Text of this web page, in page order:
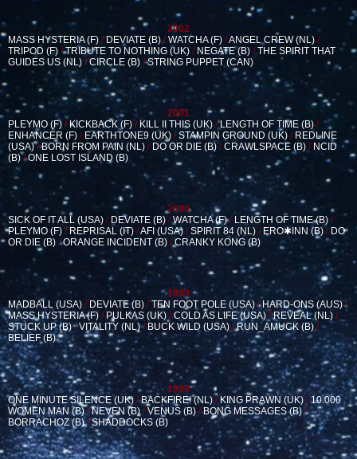
2002
MASS HYSTERIA (F) /DEVIATE (B)/WATCHA (F) /ANGEL CREW (NL) /
TRIPOD (F) /TRIBUTE TO NOTHING (UK) /NEGATE (B) /THE SPIRIT THAT
GUIDES US (NL) /CIRCLE (B) /STRING PUPPET (CAN)
2001
PLEYMO (F) /KICKBACK (F) /KILL II THIS (UK) /LENGTH OF TIME (B) /
ENHANCER (F) /EARTHTONE9 (UK) /STAMPIN GROUND (UK) /REDLINE
(USA)/BORN FROM PAIN (NL) /DO OR DIE (B) /CRAWLSPACE (B) /NCID
(B)/ONE LOST ISLAND (B)
2000
SICK OF IT ALL (USA) /DEVIATE (B) /WATCHA (F)/ LENGTH OF TIME (B) /
PLEYMO (F) /REPRISAL (IT) /AFI (USA) /SPIRIT 84 (NL) /ERO✱INN (B) /DO
OR DIE (B) /ORANGE INCIDENT (B) /CRANKY KONG (B)
1999
MADBALL (USA) /DEVIATE (B) /TEN FOOT POLE (USA)/HARD-ONS (AUS)/
MASS HYSTERIA (F) / PULKAS (UK) /COLD AS LIFE (USA) /REVEAL (NL) /
STUCK UP (B)/VITALITY (NL)/BUCK WILD (USA) /RUN_AMUCK (B)/
BELIEF (B)
1998
ONE MINUTE SILENCE (UK) /BACKFIRE! (NL) /KING PRAWN (UK) /10.000
WOMEN MAN (B)/NEVEN (B)/VENUS (B) /BONG MESSAGES (B)/
BORRACHOZ (B)/SHADDOCKS (B)